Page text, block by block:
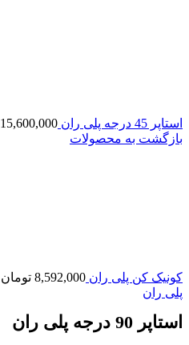
استاپر 45 درجه پلی ران 15,600,000
بازگشت به محصولات
کونیک کن پلی ران 8,592,000 تومان
پلی ران
استاپر 90 درجه پلی ران